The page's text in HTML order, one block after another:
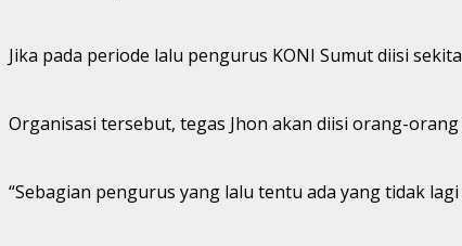
Jika pada periode lalu pengurus KONI Sumut diisi
Organisasi tersebut, tegas Jhon akan diisi orang-
“Sebagian pengurus yang lalu tentu ada yang tidak lagi